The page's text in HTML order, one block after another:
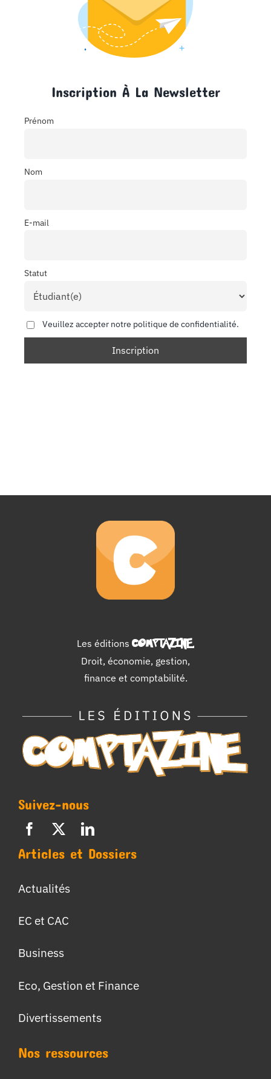
Inscription À La Newsletter
Prénom
Nom
E-mail
Statut
Veuillez accepter notre politique de confidentialité.
Les éditions COMPTAZINE.
Droit, économie, gestion,
finance et comptabilité.
Suivez-nous
Articles et Dossiers
Actualités
EC et CAC
Business
Eco, Gestion et Finance
Divertissements
Nos ressources